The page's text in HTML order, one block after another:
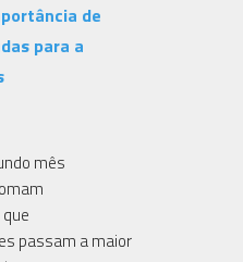
de
para a
mês
passam a maior